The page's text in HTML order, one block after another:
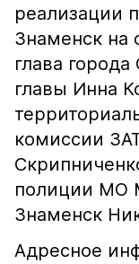
реализации
Знаменск на
глава
главы Инна
комиссии
полиции МО
Знаменск
Адресное